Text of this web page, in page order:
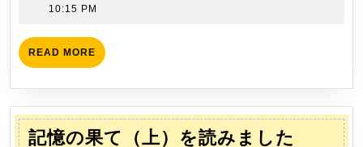
読
み
ま
10:15 PM
READ MORE READ
MORE
記憶の果て（上）を読みました